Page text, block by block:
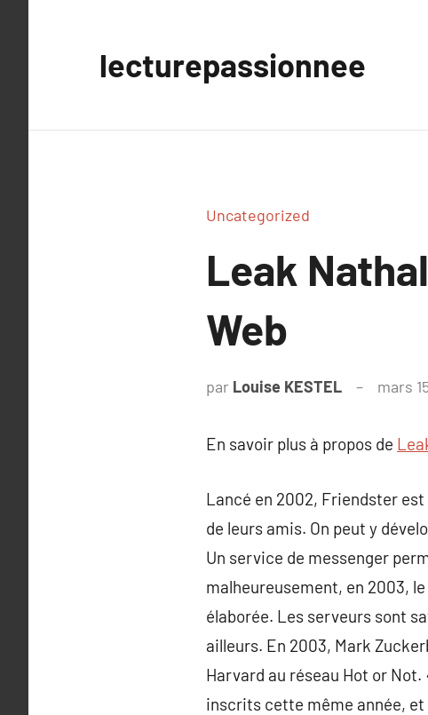
lecturepassionnee
Uncategorized
Leak
Web
par Louise KESTEL mars
En savoir plus à propos de
Lancé en 2002, Friendster
de leurs amis. On peut y
Un service de messenger
malheureusement, en 2003,
élaborée. Les serveurs sont
ailleurs. En 2003, Mark
Harvard au réseau Hot or
inscrits cette même année, et